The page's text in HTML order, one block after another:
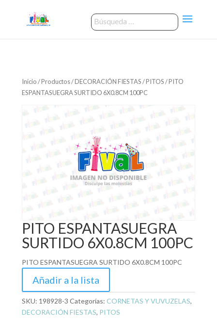
Inicio/Productos/DECORACIÓN FIESTAS/PITOS/ PITO
ESPANTASUEGRA SURTIDO 6X0.8CM 100PC
PITO ESPANTASUEGRA
SURTIDO 6X0.8CM 100PC
PITO ESPANTASUEGRA SURTIDO 6X0.8CM 100PC
Añadir a la lista
SKU: 198928-3 Categorías: CORNETAS Y VUVUZELAS,
DECORACIÓN FIESTAS, PITOS